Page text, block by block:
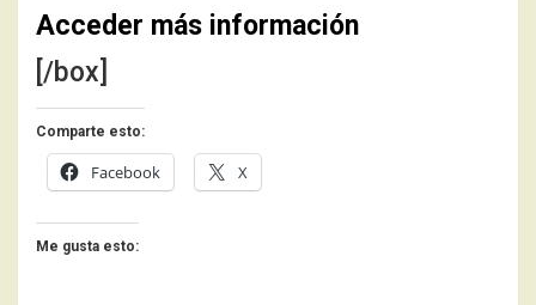
Acceder más información
[/box]
Comparte esto:
Facebook X
Me gusta esto: